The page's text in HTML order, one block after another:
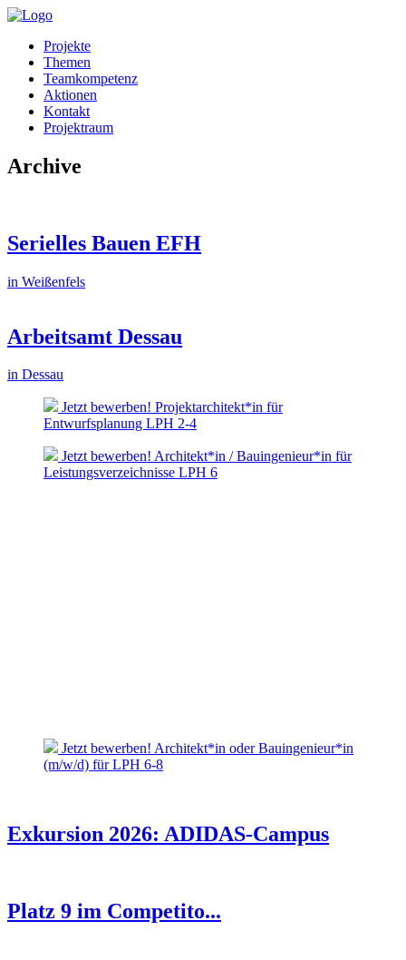
Projekte
Themen
Teamkompetenz
Aktionen
Kontakt
Projektraum
Archive
Serielles Bauen EFH
in Weißenfels
Arbeitsamt Dessau
in Dessau
Jetzt bewerben! Projektarchitekt*in für
Entwurfsplanung LPH 2-4
Jetzt bewerben! Architekt*in / Bauingenieur*in für
Leistungsverzeichnisse LPH 6
Jetzt bewerben! Architekt*in oder Bauingenieur*in
(m/w/d) für LPH 6-8
Exkursion 2026: ADIDAS-Campus
Platz 9 im Competito...